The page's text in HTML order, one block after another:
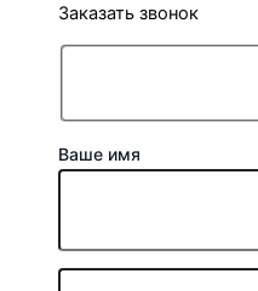
Заказать звонок
Ваше имя